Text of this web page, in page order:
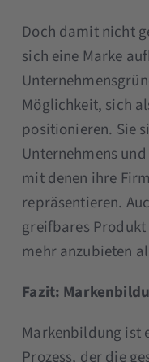
Doch damit nicht
sich eine Marke
Möglichkeit, sich
positionieren. Sie
Unternehmens
mit denen ihre
repräsentieren.
greifbares
mehr anzubieten
Fazit:
Markenbildung ist
Prozess, der die